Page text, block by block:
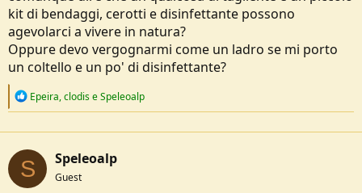
kit di bendaggi, cerotti e disinfettante possono
agevolarci a vivere in natura?
Oppure devo vergognarmi come un ladro se mi porto
un coltello e un po' di disinfettante?
R
c
t
i
o
n
Epeira,clodiseSpeleoalp
S Speleoalp
Guest